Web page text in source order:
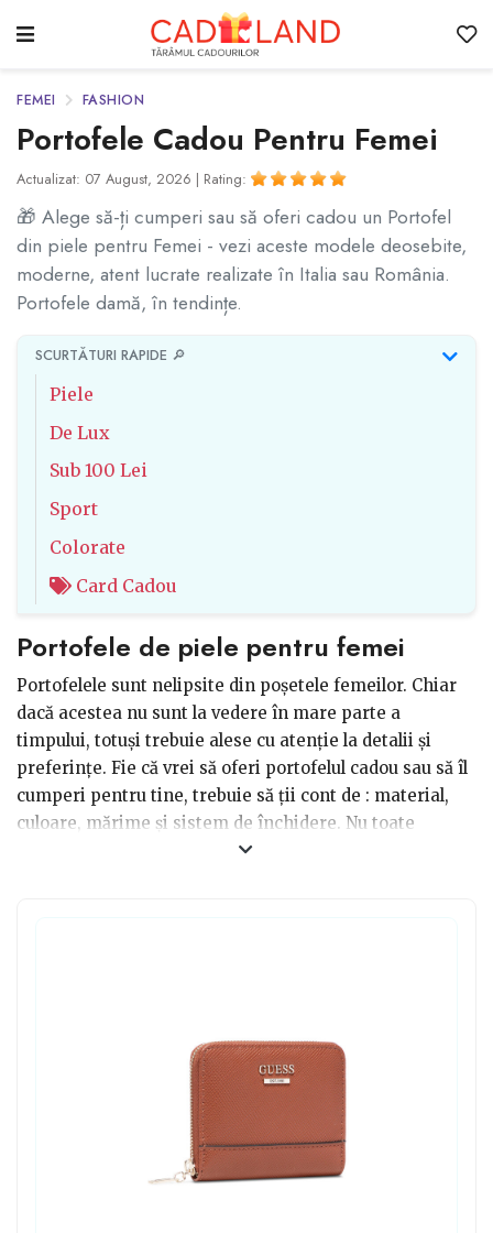
FEMEI FASHION
Portofele Cadou Pentru Femei
Actualizat: 07 August, 2026 | Rating:
🎁 Alege să-ți cumperi sau să oferi cadou un Portofel
din piele pentru Femei - vezi aceste modele deosebite,
moderne, atent lucrate realizate în Italia sau România.
Portofele damă, în tendințe.
SCURTĂTURI RAPIDE 🔎
Piele
De Lux
Sub 100 Lei
Sport
Colorate
Card Cadou
Portofele de piele pentru femei
Portofelele sunt nelipsite din poșetele femeilor. Chiar
dacă acestea nu sunt la vedere în mare parte a
timpului, totuși trebuie alese cu atenție la detalii și
preferințe. Fie că vrei să oferi portofelul cadou sau să îl
cumperi pentru tine, trebuie să ții cont de : material,
culoare, mărime și sistem de închidere. Nu toate
portofelele sunt la fel, există portofele din piele și